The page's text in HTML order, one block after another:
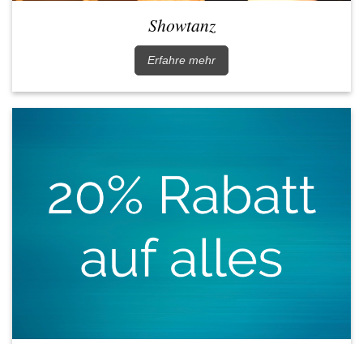
Showtanz
Erfahre mehr